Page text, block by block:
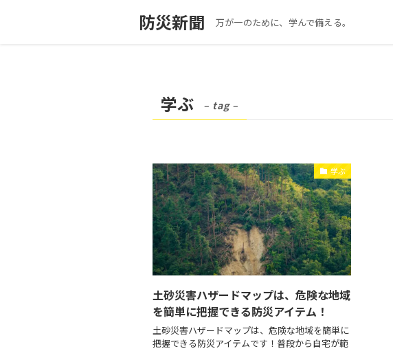
防災新聞 万が一のために、学んで備える。
学ぶ – tag –
学ぶ
土砂災害ハザードマップは、危険な地域
を簡単に把握できる防災アイテム！
土砂災害ハザードマップは、危険な地域を簡単に
把握できる防災アイテムです！普段から自宅が範